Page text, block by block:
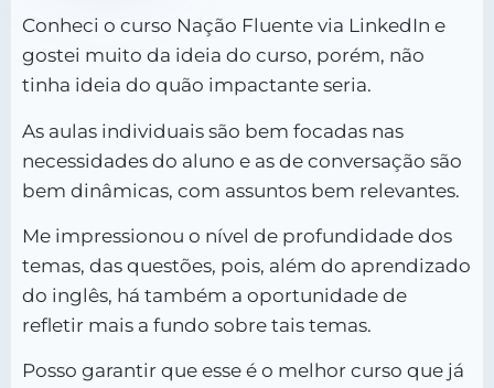
Conheci o curso Nação Fluente via LinkedIn e
gostei muito da ideia do curso, porém, não
tinha ideia do quão impactante seria.
As aulas individuais são bem focadas nas
necessidades do aluno e as de conversação são
bem dinâmicas, com assuntos bem relevantes.
Me impressionou o nível de profundidade dos
temas, das questões, pois, além do aprendizado
do inglês, há também a oportunidade de
refletir mais a fundo sobre tais temas.
Posso garantir que esse é o melhor curso que já